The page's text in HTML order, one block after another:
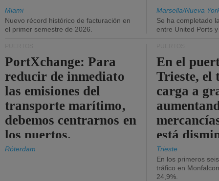
Miami
Nuevo récord histórico de facturación en
el primer semestre de 2026.
Marsella/Nueva
Se ha completado
entre United Ports
PortXchange: Para
reducir de inmediato
las emisiones del
transporte marítimo,
debemos centrarnos en
los puertos.
Róterdam
En el
Trieste, el
carga a
está
Trieste
En los primeros
tráfico en
24,9%.